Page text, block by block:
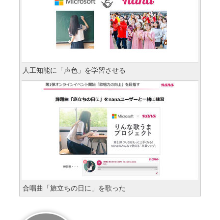
人工知能に「声色」を学習させる
合唱曲「旅立ちの日に」を歌った